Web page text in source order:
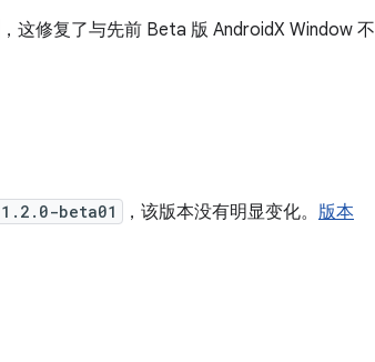
，这修复了与先前 Beta 版 AndroidX Window 不
beta01 ，该版本没有明显变化。 版本